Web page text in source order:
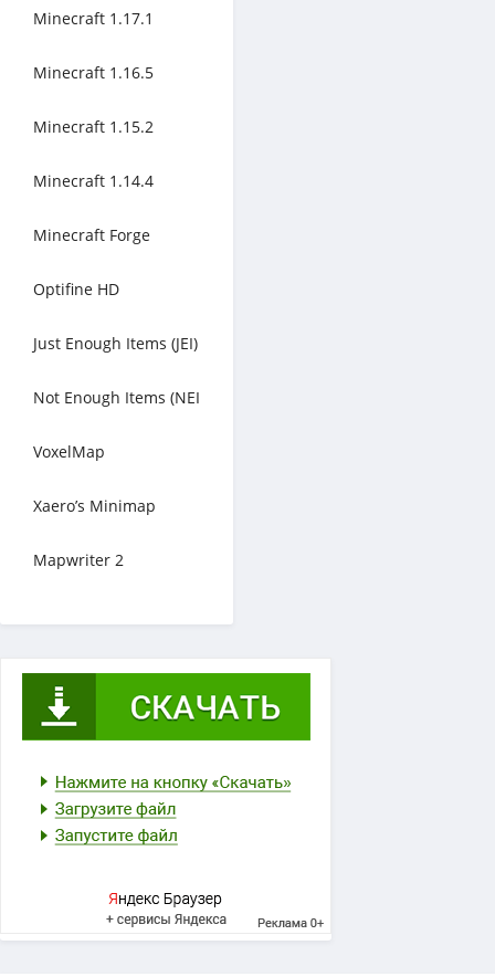
Minecraft 1.17.1
Minecraft 1.16.5
Minecraft 1.15.2
Minecraft 1.14.4
Minecraft Forge
Optifine HD
Just Enough Items (JEI)
Not Enough Items (NEI
VoxelMap
Xaero’s Minimap
Mapwriter 2